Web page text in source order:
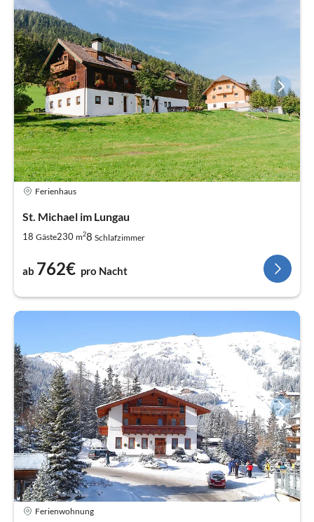
Ferienhaus
St. Michael im Lungau
18 Gäste230 m28 Schlafzimmer
ab 762€ pro Nacht
Ferienwohnung